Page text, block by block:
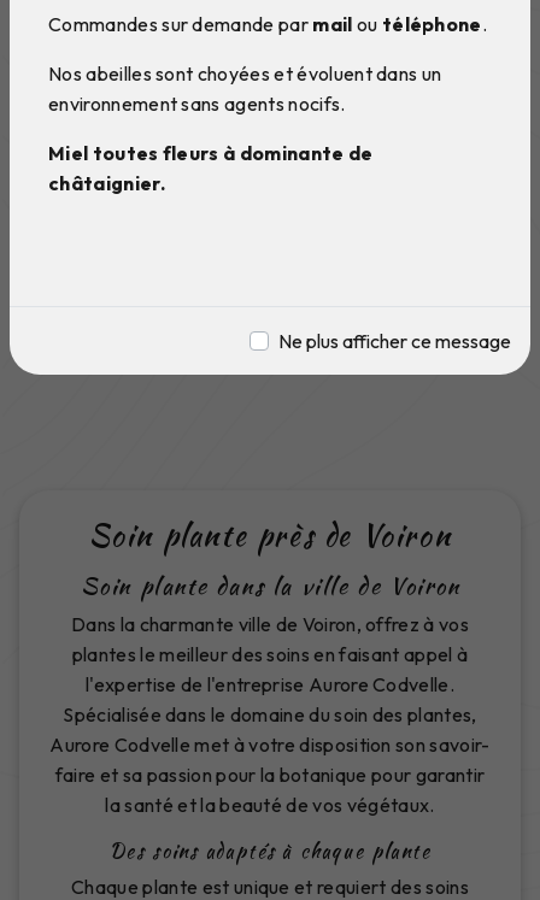
Commandes sur demande par mail ou téléphone.
Nos abeilles sont choyées et évoluent dans un
environnement sans agents nocifs.
Miel toutes fleurs à dominante de
châtaignier.
Ne plus afficher ce message
Soin plante près de Voiron
Soin plante dans la ville de Voiron
Dans la charmante ville de Voiron, offrez à vos
plantes le meilleur des soins en faisant appel à
l'expertise de l'entreprise Aurore Codvelle.
Spécialisée dans le domaine du soin des plantes,
Aurore Codvelle met à votre disposition son savoir-
faire et sa passion pour la botanique pour garantir
la santé et la beauté de vos végétaux.
Des soins adaptés à chaque plante
Chaque plante est unique et requiert des soins